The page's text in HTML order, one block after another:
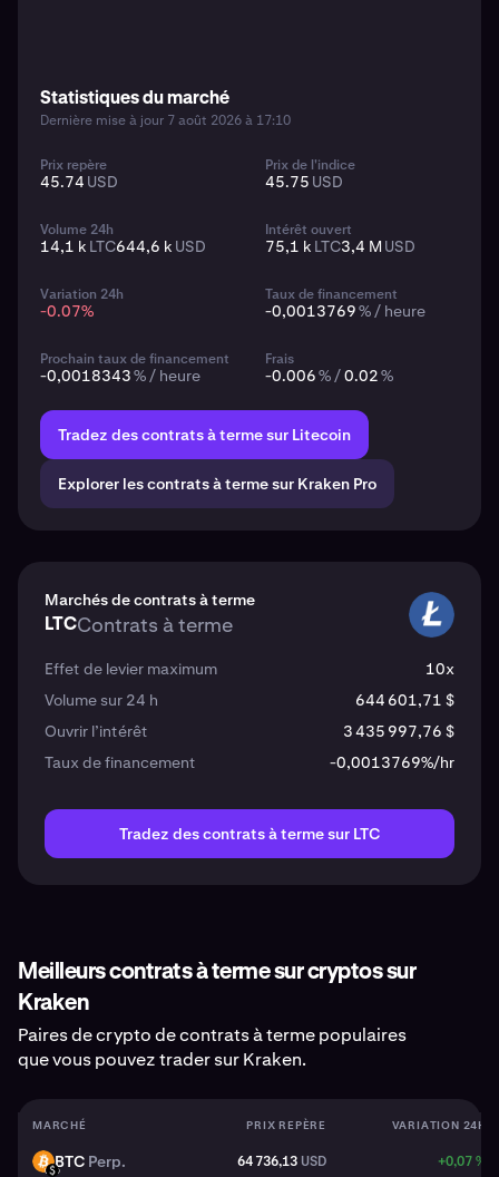
Statistiques du marché
Dernière mise à jour 7 août 2026 à 17:10
Prix repère
45.74 USD
Prix de l'indice
45.75 USD
Volume 24h
14,1 k LTC644,6 k USD
Intérêt ouvert
75,1 k LTC3,4 MUSD
Variation 24h
-0.07%
Taux de financement
-0,0013769% / heure
Prochain taux de financement
-0,0018343% / heure
Frais
-0.006% /0.02%
Tradez des contrats à terme sur Litecoin
Explorer les contrats à terme sur Kraken Pro
Marchés de contrats à terme
LTCContrats à terme LTC
Effet de levier maximum
10x
Volume sur 24 h
644 601,71 $
Ouvrir l’intérêt
3 435 997,76 $
Taux de financement
-0,0013769%/hr
Tradez des contrats à terme sur LTC
Meilleurs contrats à terme sur cryptos sur
Kraken
Paires de crypto de contrats à terme populaires
que vous pouvez trader sur Kraken.
MARCHÉ PRIX REPÈRE VARIATION 24H
BTC
USDBTC Perp. 64 736,13 USD +0,07 %